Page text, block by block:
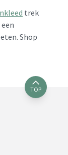
trek
Shop
TOP